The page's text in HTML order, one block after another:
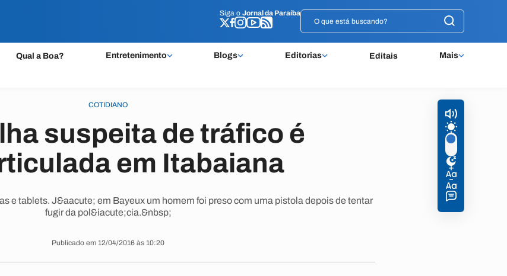
Siga o Jornal da Paraíba
Qual a Boa? Entretenimento Blogs Editorias Editais Mais
Siga o Jornal da Paraíba
COTIDIANO
suspeita de tráfico é
em Itabaiana
e tablets. J&aacute; em Bayeux um homem foi preso com uma pistola depois de tentar
fugir da pol&iacute;cia.&nbsp;
Publicado em 12/04/2016 às 10:20